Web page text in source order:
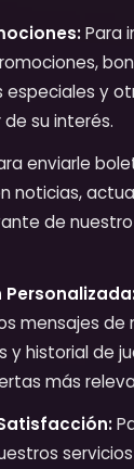
Para
especiales y
su interés.
enviarle
noticias,
de
mensajes de
y historial de
más